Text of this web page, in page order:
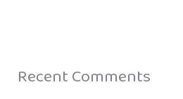
Recent Comments